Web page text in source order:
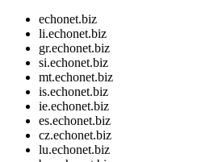
echonet.biz
li.echonet.biz
gr.echonet.biz
si.echonet.biz
mt.echonet.biz
is.echonet.biz
ie.echonet.biz
es.echonet.biz
cz.echonet.biz
lu.echonet.biz